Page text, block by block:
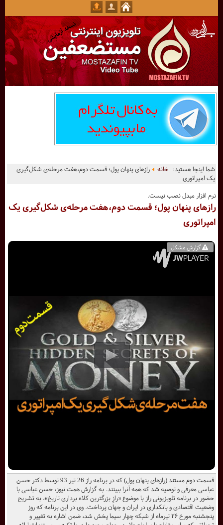
شما اینجا هستید:خانه
رازهای پنهان پول؛ قسمت دوم،هفت مرحله‌ی شکل‌گیری
یک امپراتوری
نرم افزار مبدل نصب نیست.
رازهای پنهان پول؛ قسمت دوم،هفت مرحله‌ی شکل‌گیری یک
امپراتوری
گزارش مشکل
قسمت دوم مستند (رازهای پنهان پول) که در برنامه راز 26 تیر 93 توسط دکتر حسن
عباسی معرفی و توصیه شد که همه آنرا ببینند. به گزارش همت نیوز، حسن عباسی با
حضور در برنامه تلویزیونی راز با موضوع «رازِ بزرگترین کلاه برداری تاریخ»، به تشریح
وضعیت اقتصادی و بانکداری در ایران و جهان پرداخت. وی در این برنامه که روز
پنجشنبه مورخ ۲۶ تیرماه از شبکه چهار سیما پخش شد، ضمن اشاره به تغییر و